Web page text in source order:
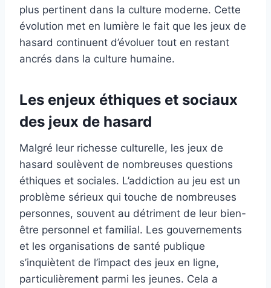
plus pertinent dans la culture moderne. Cette
évolution met en lumière le fait que les jeux de
hasard continuent d’évoluer tout en restant
ancrés dans la culture humaine.
Les enjeux éthiques et sociaux
des jeux de hasard
Malgré leur richesse culturelle, les jeux de
hasard soulèvent de nombreuses questions
éthiques et sociales. L’addiction au jeu est un
problème sérieux qui touche de nombreuses
personnes, souvent au détriment de leur bien-
être personnel et familial. Les gouvernements
et les organisations de santé publique
s’inquiètent de l’impact des jeux en ligne,
particulièrement parmi les jeunes. Cela a